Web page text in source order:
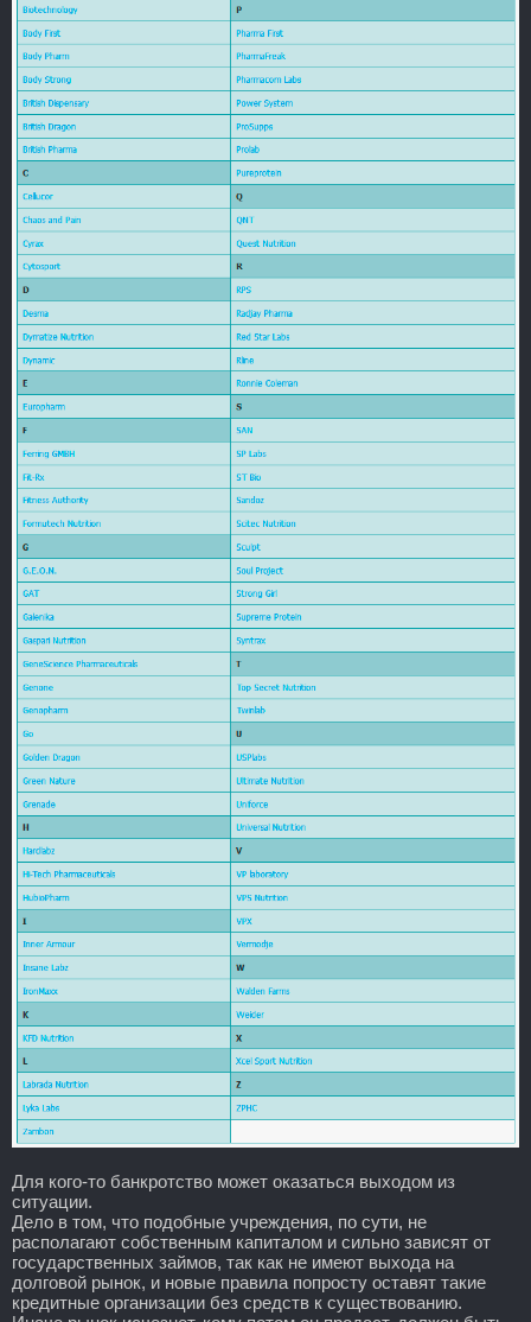
Для кого-то банкротство может оказаться выходом из
ситуации.
Дело в том, что подобные учреждения, по сути, не
располагают собственным капиталом и сильно зависят от
государственных займов, так как не имеют выхода на
долговой рынок, и новые правила попросту оставят такие
кредитные организации без средств к существованию.